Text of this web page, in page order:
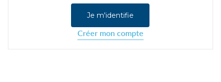
Je m'identifie
Créer mon compte